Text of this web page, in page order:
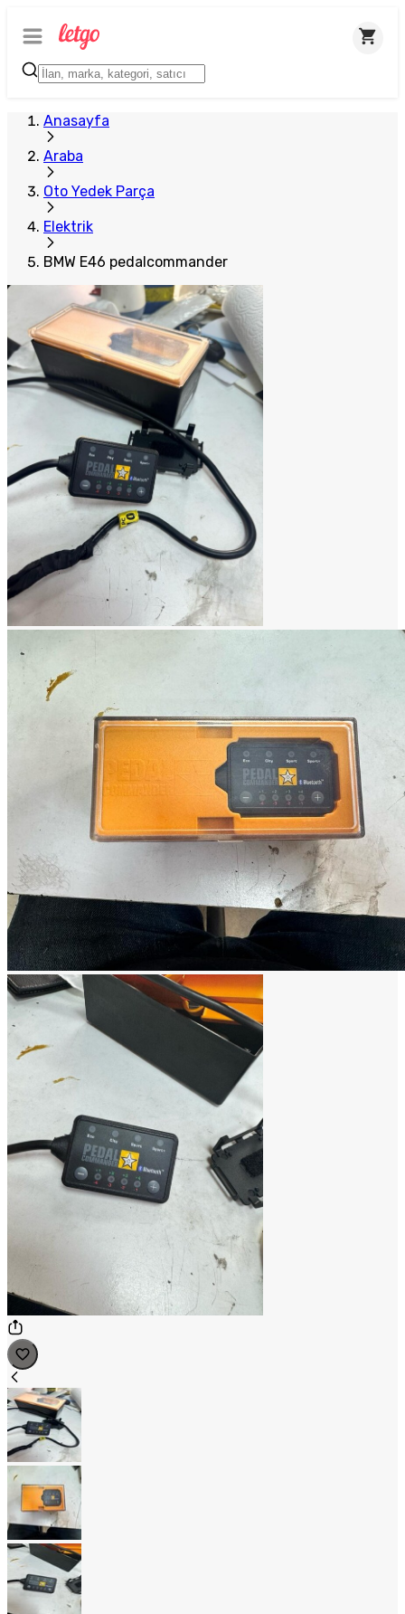
Anasayfa
Araba
Oto Yedek Parça
Elektrik
BMW E46 pedalcommander